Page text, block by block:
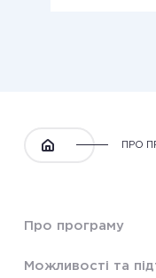
ПРО
Про програму
Можливості та